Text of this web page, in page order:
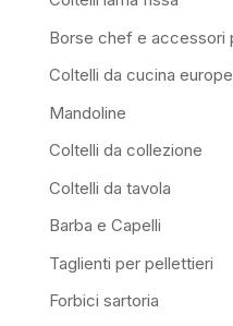
Borse chef e accessori
Coltelli da cucina
Mandoline
Coltelli da collezione
Coltelli da tavola
Barba e Capelli
Taglienti per pellettieri
Forbici sartoria